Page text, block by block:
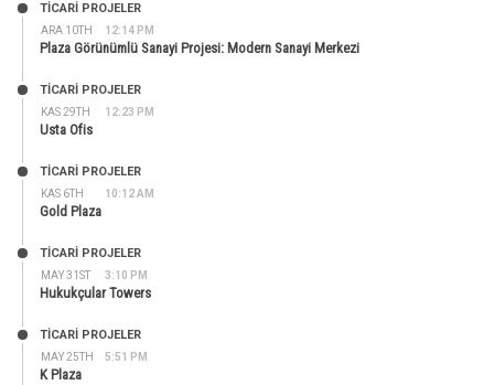
ARA 10TH 12:14 PM
TİCARİ PROJELER
Plaza Görünümlü Sanayi Projesi: Modern Sanayi Merkezi
KAS 29TH 12:23 PM
TİCARİ PROJELER
Usta Ofis
KAS 6TH 10:12 AM
TİCARİ PROJELER
Gold Plaza
MAY 31ST 3:10 PM
TİCARİ PROJELER
Hukukçular Towers
MAY 25TH 5:51 PM
TİCARİ PROJELER
K Plaza